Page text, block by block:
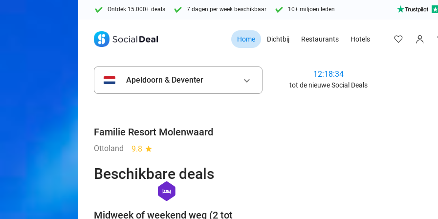
Ontdek 15.000+ deals 7 dagen per week beschikbaar 10+ miljoen leden
Home Dichtbij Restaurants Hotels
Apeldoorn & Deventer keyboard_arrow_down
12:18:32
tot de nieuwe Social Deals
Familie Resort Molenwaard
Ottoland 9.8 star
Beschikbare deals
hexagon
hotel
Midweek of weekend weg (2 tot